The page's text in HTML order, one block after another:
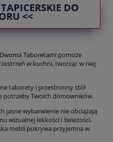
DO
<<
Taboretami pomoże
w kuchni, tworząc w niej
taborety i przestronny stół
potrzeby Twoich domowników.
jasne wybarwienie nie obciążają
wizualnej lekkości i świeżości.
mebli pokrywa przyjemna w